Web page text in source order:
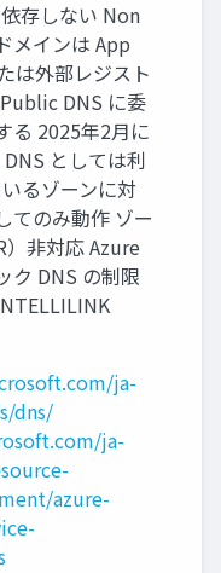
存しない Non
メインは App
は外部レジスト
DNS に委
る 2025年2月に
DNS としては利
るゾーンに対
てのみ動作 ゾー
）非対応 Azure
ク DNS の制限
ja-
dns/
ja-
azure-